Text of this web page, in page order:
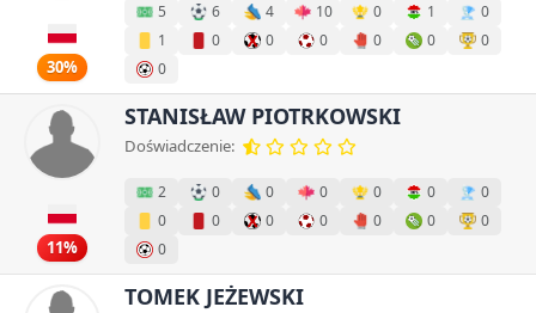
30%
5 6 4 10 0 1
0
1
0 0 0 0 0
0
0
11%
STANISŁAW PIOTRKOWSKI
Doświadczenie:
2 0 0 0 0 0
0
0
0 0 0 0 0
0
0
TOMEK JEŻEWSKI